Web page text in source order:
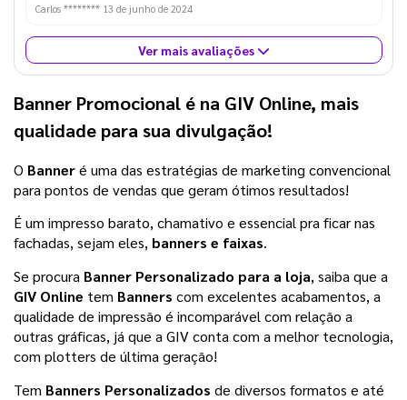
Carlos ******** 13 de junho de 2024
Ver mais avaliações
Banner Promocional é na GIV Online, mais
qualidade para sua divulgação!
O Banneré uma das estratégias de marketing convencional
para pontos de vendas que geram ótimos resultados!
É um impresso barato, chamativo e essencial pra ficar nas
fachadas, sejam eles, banners e faixas.
Se procura Banner Personalizado para a loja
GIV Online tem Banners com excelentes acabamentos, a
qualidade de impressão é incomparável com relação a
outras gráficas, já que a GIV conta com a melhor tecnologia,
com plotters de última geração!
Tem Banners Personalizados de diversos formatos e até